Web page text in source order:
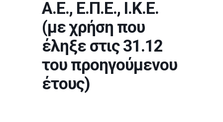
Α.Ε., Ε.Π.Ε., Ι.Κ.Ε.
(με χρήση που
έληξε στις 31.12
του προηγούμενου
έτους)